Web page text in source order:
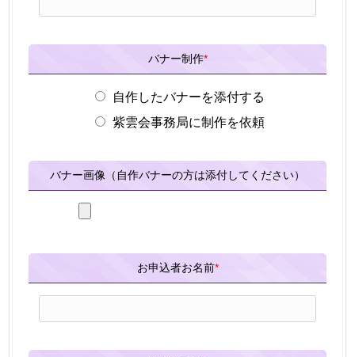
バナー制作*
自作したバナーを添付する
紫雲会事務局に制作を依頼
バナー画像（自作バナーの方は添付してください）
お申込者お名前*